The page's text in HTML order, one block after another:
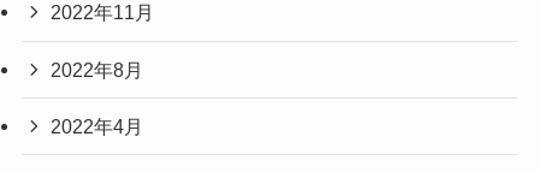
2022年11月
2022年8月
2022年4月